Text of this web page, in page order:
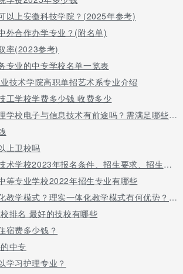
以上安徽科技学院？(2025年参考)
外合作办学专业？(附名单)
率(2023参考)
专业的中专学校名单一览表
技术学院高职单招艺术系专业介绍
工学校学费多少钱 收费多少
校电子与信息技术有前途吗？需满足哪些招生条件
上卫校吗
学校2023年报名条件、招生要求、招生对象
等专业学校2022年招生专业有哪些
式？理实一体化教学模式有何优势？(该校怎么样/学校简介)
排名 最好的技校有哪些
宿费多少钱？
中专
学习护理专业？